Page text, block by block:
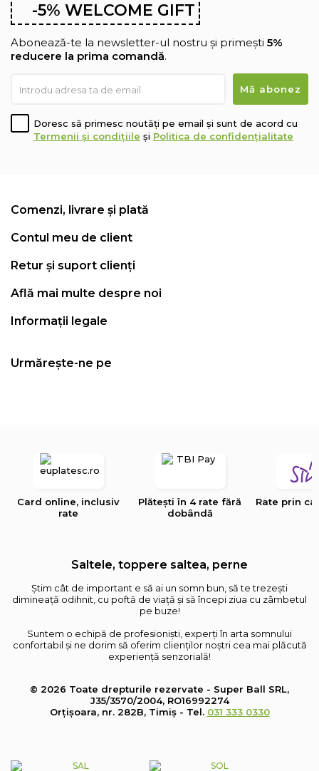
-5% WELCOME GIFT
Abonează-te la newsletter-ul nostru și primești 5%
reducere la prima comandă.
Doresc să primesc noutăți pe email și sunt de acord cu
Termenii și condițiile și Politica de confidențialitate
Comenzi, livrare și plată
Contul meu de client
Retur și suport clienți
Află mai multe despre noi
Informații legale
Urmărește-ne pe
Card online, inclusiv
rate
Plătești în 4 rate fără
dobândă
Rate prin
Saltele, toppere saltea, perne
Știm cât de important e să ai un somn bun, să te trezești
dimineață odihnit, cu poftă de viață și să începi ziua cu zâmbetul
pe buze!
Suntem o echipă de profesioniști, experți în arta somnului
confortabil și ne dorim să oferim clienților noștri cea mai plăcută
experiență senzorială!
© 2026 Toate drepturile rezervate - Super Ball SRL,
J35/3570/2004, RO16992274
Orțișoara, nr. 282B, Timiș - Tel. 031 333 0330